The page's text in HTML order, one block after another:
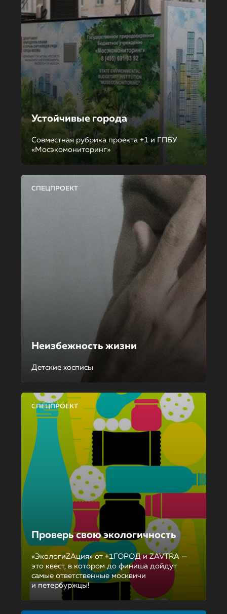
Устойчивые города
Совместная рубрика проекта +1 и ГПБУ
«Мосэкомониторинг»
СПЕЦПРОЕКТ
Неизбежность жизни
Детские хосписы
СПЕЦПРОЕКТ
Проверь свою экологичность
«ЭкологиZAция» от +1ГОРОД и ZAVTRA —
это квест, в котором до финиша дойдут
самые ответственные москвичи
и петербуржцы!